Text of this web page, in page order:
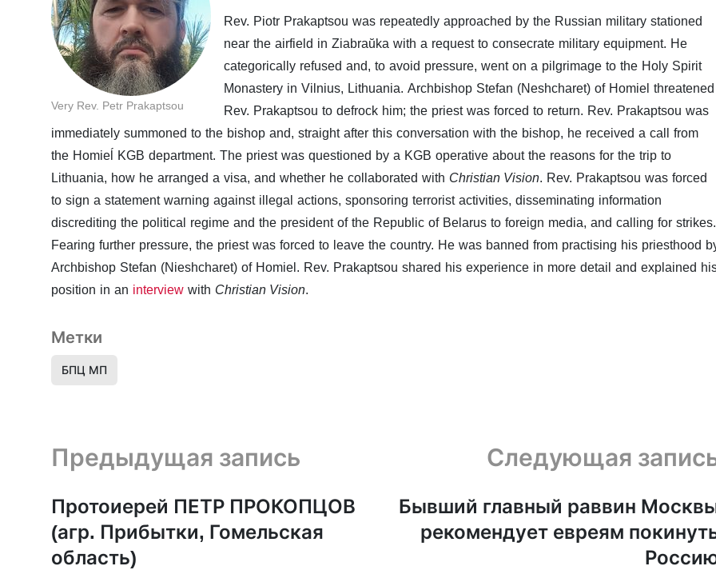
Very Rev. Petr Prakaptsou
Rev. Piotr Prakaptsou was repeatedly approached by the Russian military stationed
near ​​the airfield in Ziabraŭka with a request to consecrate military equipment. He
categorically refused and, to avoid pressure, went on a pilgrimage to the Holy Spirit
Monastery in Vilnius, Lithuania. Archbishop Stefan (Neshcharet) of Homiel threatened
Rev. Prakaptsou to defrock him; the priest was forced to return. Rev. Prakaptsou was
immediately summoned to the bishop and, straight after this conversation with the bishop, he received a call from
the Homieĺ KGB department. The priest was questioned by a KGB operative about the reasons for the trip to
Lithuania, how he arranged a visa, and whether he collaborated with Christian Vision. Rev. Prakaptsou was forced
to sign a statement warning against illegal actions, sponsoring terrorist activities, disseminating information
discrediting the political regime and the president of the Republic of Belarus to foreign media, and calling for strikes.
Fearing further pressure, the priest was forced to leave the country. He was banned from practising his priesthood
Archbishop Stefan (Nieshcharet) of Homiel. Rev. Prakaptsou shared his experience in more detail and explained
position in an interview with Christian Vision.
Метки
БПЦ МП
Предыдущая запись и следующая запись
Предыдущая запись
Протоиерей ПЕТР ПРОКОПЦОВ
(агр. Прибытки, Гомельская
область)
Следующая
Бывший главный раввин
рекомендует евреям